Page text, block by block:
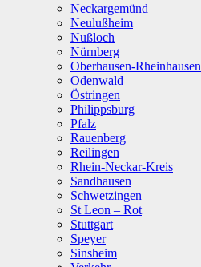
Neckargemünd
Neulußheim
Nußloch
Nürnberg
Oberhausen-Rheinhausen
Odenwald
Östringen
Philippsburg
Pfalz
Rauenberg
Reilingen
Rhein-Neckar-Kreis
Sandhausen
Schwetzingen
St Leon – Rot
Stuttgart
Speyer
Sinsheim